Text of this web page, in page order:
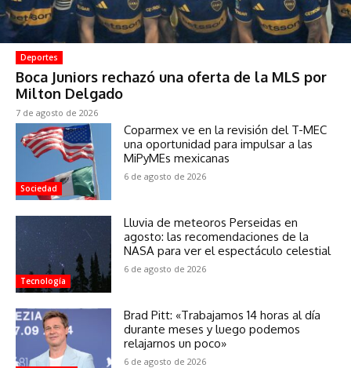
Deportes
Boca Juniors rechazó una oferta de la MLS por
Milton Delgado
7 de agosto de 2026
Sociedad
Coparmex ve en la revisión del T-MEC
una oportunidad para impulsar a las
MiPyMEs mexicanas
6 de agosto de 2026
Tecnología
Lluvia de meteoros Perseidas en
agosto: las recomendaciones de la
NASA para ver el espectáculo celestial
6 de agosto de 2026
Brad Pitt: «Trabajamos 14 horas al día
durante meses y luego podemos
relajarnos un poco»
6 de agosto de 2026